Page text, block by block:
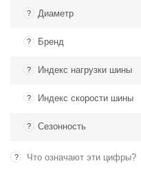
? Диаметр
? Бренд
? Индекс нагрузки шины
? Индекс скорости шины
? Сезонность
? Что означают эти цифры?